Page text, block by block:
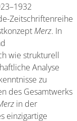
Zeitschriftenreihe
Merz. In
wie strukturell
Analyse
zu
des Gesamtwerks
in der
einzigartige